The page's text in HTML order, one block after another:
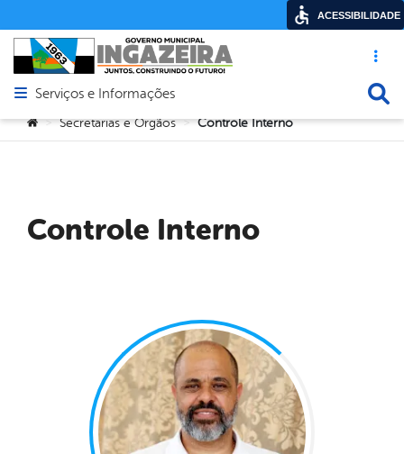
Acesso
Abrir menu principal de navegação
Serviços e Informações
Você está aqui:
> Secretarias e Orgãos > Controle Interno
Controle Interno
ACESSIBILIDADE